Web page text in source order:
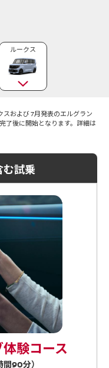
ルークス
スおよび7月発表のエルグラン
了後に開始となります。詳細は
む試乗
験コース
間90分）